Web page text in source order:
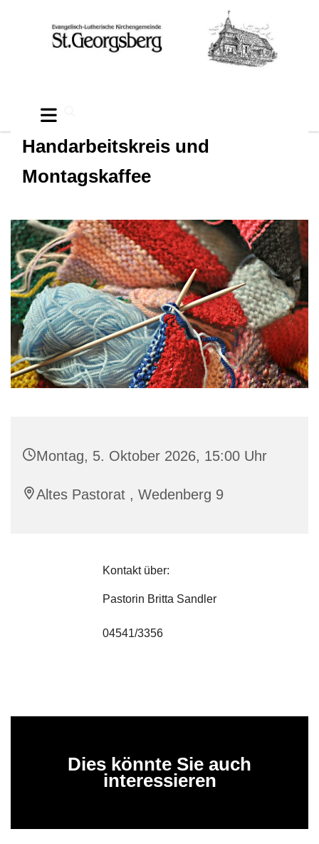
Handarbeitskreis und
Montagskaffee
Montag, 5. Oktober 2026, 15:00 Uhr
Altes Pastorat , Wedenberg 9
Kontakt über:
Pastorin Britta Sandler
04541/3356
Dies könnte Sie auch
interessieren